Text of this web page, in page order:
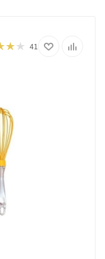
41